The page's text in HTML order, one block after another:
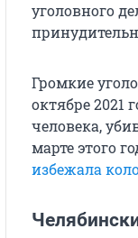
уголовного
Громкие
октябре 2021
человека,
марте этого
избежала